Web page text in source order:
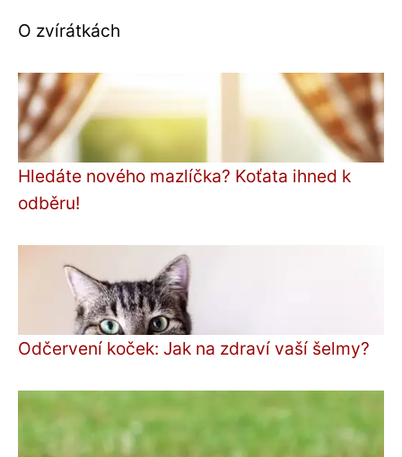
O zvírátkách
Hledáte nového mazlíčka? Koťata ihned k
odběru!
Odčervení koček: Jak na zdraví vaší šelmy?